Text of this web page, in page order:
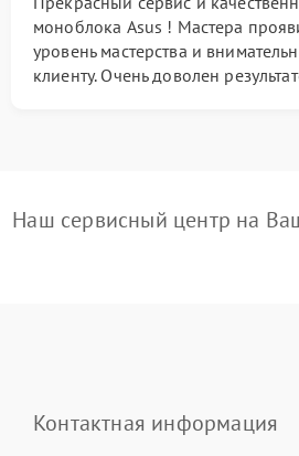
моноблока Asus ! Мастера
уровень мастерства и
клиенту. Очень доволен
Наш сервисный центр на
Контактная информация